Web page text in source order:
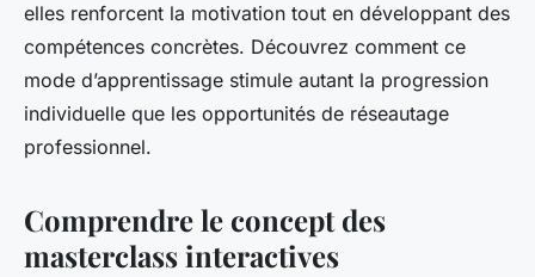
elles renforcent la motivation tout en développant des
compétences concrètes. Découvrez comment ce
mode d’apprentissage stimule autant la progression
individuelle que les opportunités de réseautage
professionnel.
Comprendre le concept des
masterclass interactives